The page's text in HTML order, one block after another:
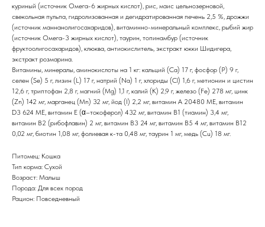
куриный (источник Омега-6 жирных кислот), рис, маис цельнозерновой,
свекольная пульпа, гидролизованная и дегидратированная печень 2,5 %, дрожжи
(источник маннанолигосахаридов), витаминно-минеральный комплекс, рыбий жир
(источник Омега-3 жирных кислот), таурин, топинамбур (источник
фруктоолигосахаридов), клюква, антиокислитель, экстракт юкки Шидигера,
экстракт розмарина.
Витамины, минералы, аминокислоты на 1 кг: кальций (Ca) 17 г, фосфор (P) 9 г,
селен (Se) 5 г, лизин (L) 17 г, натрий (Na) 1 г, хлориды (Cl) 1,6 г, метионин и цистин
12,6 г, триптофан 2,8 г, магний (Mg) 1,1 г, калий (K) 2,9 г, железо (Fe) 278 мг, цинк
(Zn) 142 мг, марганец (Mn) 32 мг, йод (I) 2,2 мг, витамин А 20480 МЕ, витамин
D3 624 МЕ, витамин Е (α–токоферол) 432 мг, витамин В1 (тиамин) 3,4 мг,
витамин В2 (рибофлавин) 2 мг, витамин В3 24 мг, витамин В5 4 мг, витамин В12
0,02 мг, биотин 1,08 мг, фолиевая к-та 0,48 мг, таурин 1 мг, медь (Cu) 18 мг.
Питомец: Кошка
Тип корма: Сухой
Возраст: Малыш
Порода: Для всех пород
Рацион: Повседневный